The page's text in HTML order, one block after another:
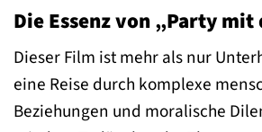
Die Essenz von „Party mit
Dieser Film ist mehr als nur
eine Reise durch komplexe
Beziehungen und moralische